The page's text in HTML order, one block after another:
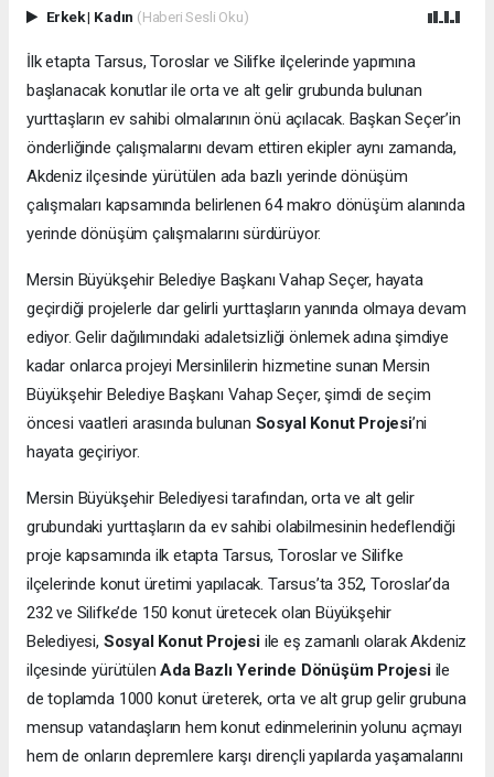
Erkek| Kadın (Haberi Sesli Oku)
İlk etapta Tarsus, Toroslar ve Silifke ilçelerinde yapımına
başlanacak konutlar ile orta ve alt gelir grubunda bulunan
yurttaşların ev sahibi olmalarının önü açılacak. Başkan Seçer’in
önderliğinde çalışmalarını devam ettiren ekipler aynı zamanda,
Akdeniz ilçesinde yürütülen ada bazlı yerinde dönüşüm
çalışmaları kapsamında belirlenen 64 makro dönüşüm alanında
yerinde dönüşüm çalışmalarını sürdürüyor.
Mersin Büyükşehir Belediye Başkanı Vahap Seçer, hayata
geçirdiği projelerle dar gelirli yurttaşların yanında olmaya devam
ediyor. Gelir dağılımındaki adaletsizliği önlemek adına şimdiye
kadar onlarca projeyi Mersinlilerin hizmetine sunan Mersin
Büyükşehir Belediye Başkanı Vahap Seçer, şimdi de seçim
öncesi vaatleri arasında bulunan Sosyal Konut Projesi’ni
hayata geçiriyor.
Mersin Büyükşehir Belediyesi tarafından, orta ve alt gelir
grubundaki yurttaşların da ev sahibi olabilmesinin hedeflendiği
proje kapsamında ilk etapta Tarsus, Toroslar ve Silifke
ilçelerinde konut üretimi yapılacak. Tarsus’ta 352, Toroslar’da
232 ve Silifke’de 150 konut üretecek olan Büyükşehir
Belediyesi, Sosyal Konut Projesiile eş zamanlı olarak Akdeniz
ilçesinde yürütülenAda Bazlı Yerinde Dönüşüm Projesiile
de toplamda 1000 konut üreterek, orta ve alt grup gelir grubuna
mensup vatandaşların hem konut edinmelerinin yolunu açmayı
hem de onların depremlere karşı dirençli yapılarda yaşamalarını